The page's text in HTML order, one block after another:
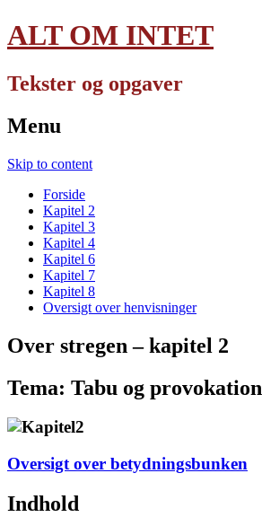
ALT OM INTET
Tekster og opgaver
Menu
Skip to content
Forside
Kapitel 2
Kapitel 3
Kapitel 4
Kapitel 6
Kapitel 7
Kapitel 8
Oversigt over henvisninger
Over stregen – kapitel 2
Tema: Tabu og provokation
Oversigt over betydningsbunken
Indhold